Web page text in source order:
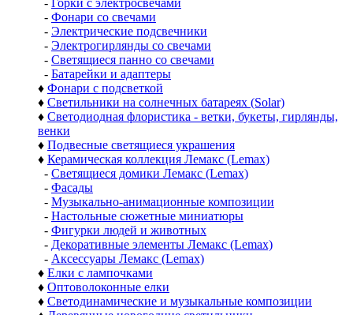
- Горки с электросвечами
- Фонари со свечами
- Электрические подсвечники
- Электрогирлянды со свечами
- Светящиеся панно со свечами
- Батарейки и адаптеры
♦ Фонари с подсветкой
♦ Светильники на солнечных батареях (Solar)
♦ Светодиодная флористика - ветки, букеты, гирлянды,
венки
♦ Подвесные светящиеся украшения
♦ Керамическая коллекция Лемакс (Lemax)
- Светящиеся домики Лемакс (Lemax)
- Фасады
- Музыкально-анимационные композиции
- Настольные сюжетные миниатюры
- Фигурки людей и животных
- Декоративные элементы Лемакс (Lemax)
- Аксессуары Лемакс (Lemax)
♦ Елки с лампочками
♦ Оптоволоконные елки
♦ Светодинамические и музыкальные композиции